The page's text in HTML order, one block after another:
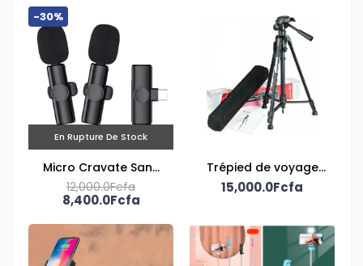
-30%
En Rupture De Stock
Micro Cravate Sans
fil
12,000.0Fcfa
8,400.0Fcfa
Trépied de voyage
portable
15,000.0Fcfa